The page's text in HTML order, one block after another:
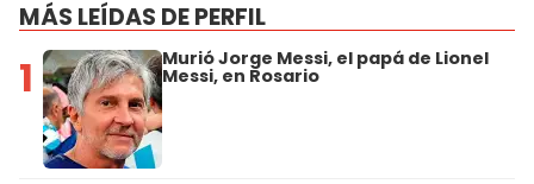
MÁS LEÍDAS DE PERFIL
1 Murió Jorge Messi, el papá de Lionel
Messi, en Rosario